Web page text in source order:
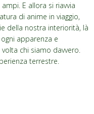
E allora si riavvia
di anime in viaggio,
della nostra interiorità, là
apparenza e
chi siamo davvero.
terrestre.